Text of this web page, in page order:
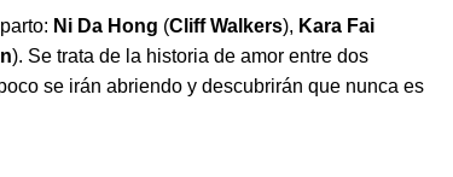
Ni Da Hong (Cliff Walkers), Kara Fai
). Se trata de la historia de amor entre dos
se irán abriendo y descubrirán que nunca es